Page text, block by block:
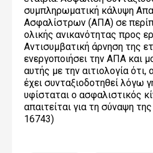
συμπληρωματική κάλυψη
Ασφαλίστρων (ΑΠΑ) σε
ολικής ανικανότητας προς
Αντισυμβατική άρνηση της
ενεργοποιήσει την ΑΠΑ και
αυτής με την αιτιολογία
έχει συνταξιοδοτηθεί λόγω
υφίσταται ο ασφαλιστικός
απαιτείται για τη σύναψη
16743)